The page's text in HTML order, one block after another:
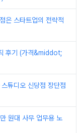
은 스타트업의 전략적
후기 (가격&middot;
튜디오 신당점 장단점
원대 사무 업무용 노